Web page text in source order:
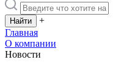
+
Главная
О компании
Новости